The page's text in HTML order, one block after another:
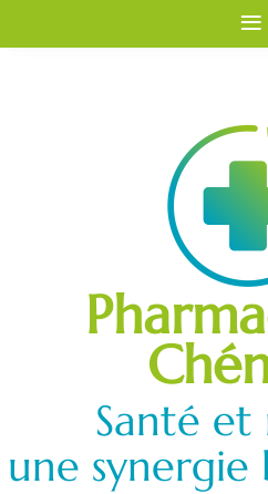
Santé
une synergie
≡